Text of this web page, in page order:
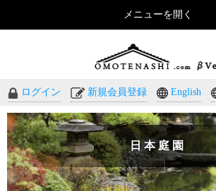
ログイン 新規会員登録 English
日本庭園
メニューを開く